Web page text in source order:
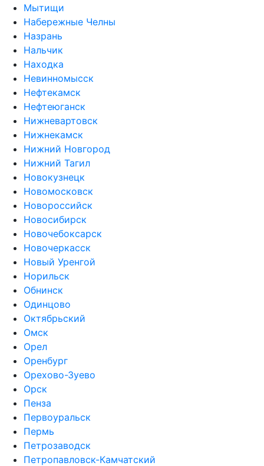
Мытищи
Набережные Челны
Назрань
Нальчик
Находка
Невинномысск
Нефтекамск
Нефтеюганск
Нижневартовск
Нижнекамск
Нижний Новгород
Нижний Тагил
Новокузнецк
Новомосковск
Новороссийск
Новосибирск
Новочебоксарск
Новочеркасск
Новый Уренгой
Норильск
Обнинск
Одинцово
Октябрьский
Омск
Орел
Оренбург
Орехово-Зуево
Орск
Пенза
Первоуральск
Пермь
Петрозаводск
Петропавловск-Камчатский